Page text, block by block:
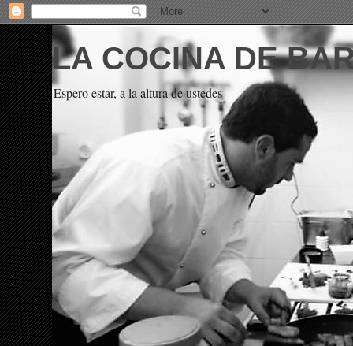
LA COCINA DE
Espero estar, a la altura de ustedes